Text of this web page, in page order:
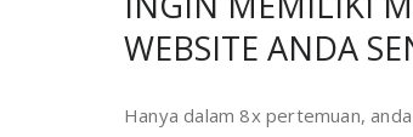
WEBSITE ANDA
Hanya dalam 8x pertemuan,